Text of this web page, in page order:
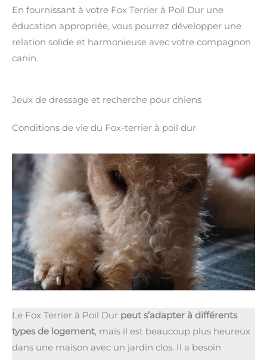
En fournissant à votre Fox Terrier à Poil Dur une
éducation appropriée, vous pourrez développer une
relation solide et harmonieuse avec votre compagnon
canin.
Jeux de dressage et recherche pour chiens
Conditions de vie du Fox-terrier à poil dur
Le Fox Terrier à Poil Dur peut s’adapter à différents
types de logement, mais il est beaucoup plus heureux
dans une maison avec un jardin clos. Il a besoin